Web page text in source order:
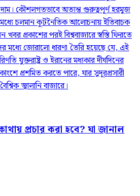
কৌশলগতভাবে অত্যন্ত গুরুত্বপূর্ণ হরমুজ
মধ্যে চলমান কূটনৈতিক আলোচনায় ইতিবাচক
প্রকাশের পরই বিশ্ববাজারে স্বস্তি ফিরতে
মধ্যে জোরালো ধারণা তৈরি হয়েছে যে, এই
যুক্তরাষ্ট্র ও ইরানের মধ্যকার দীর্ঘদিনের
প্রশমিত করতে পারে, যার সুদূরপ্রসারী
জ্বালানি বাজারে।
প্রচার করা হবে? যা জানাল